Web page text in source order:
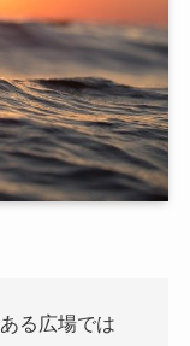
る広場では